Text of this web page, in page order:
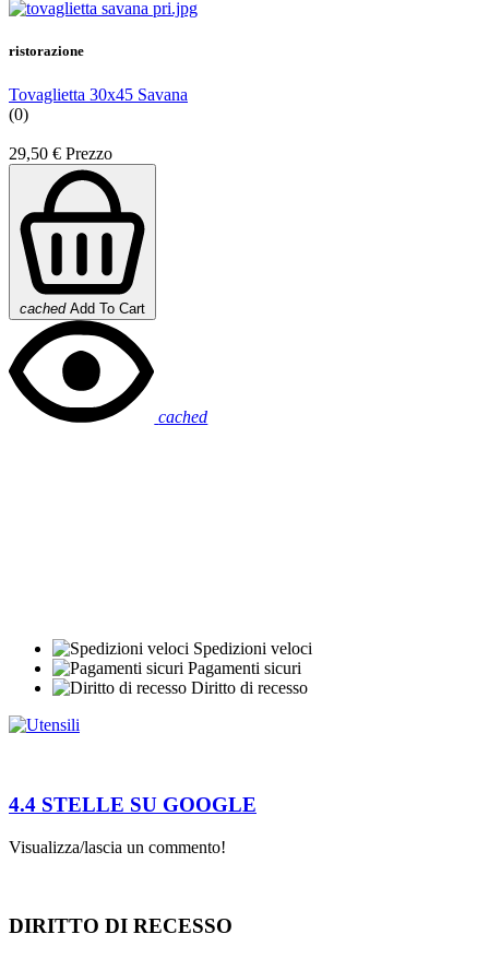
ristorazione
Tovaglietta 30x45 Savana
(0)
29,50 € Prezzo
cached Add To Cart
cached
Spedizioni veloci
Pagamenti sicuri
Diritto di recesso
4.4 STELLE SU GOOGLE
Visualizza/lascia un commento!
DIRITTO DI RECESSO